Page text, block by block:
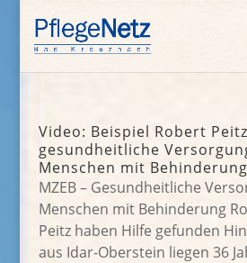
Video: Beispiel Robert
gesundheitliche
Menschen mit Behinderung
MZEB – Gesundheitliche
Menschen mit Behinderung
Peitz haben Hilfe gefunden
aus Idar-Oberstein liegen 36